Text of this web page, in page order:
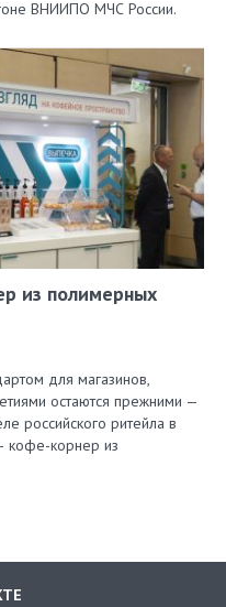
ВНИИПО МЧС России.
из полимерных
для магазинов,
остаются прежними —
российского ритейла в
кофе-корнер из